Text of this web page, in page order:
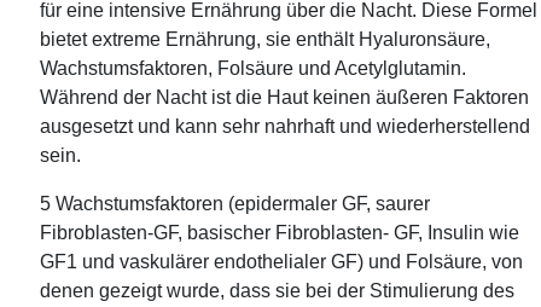
für eine intensive Ernährung über die Nacht. Diese Formel
bietet extreme Ernährung, sie enthält Hyaluronsäure,
Wachstumsfaktoren, Folsäure und Acetylglutamin.
Während der Nacht ist die Haut keinen äußeren Faktoren
ausgesetzt und kann sehr nahrhaft und wiederherstellend
sein.
5 Wachstumsfaktoren (epidermaler GF, saurer
Fibroblasten-GF, basischer Fibroblasten- GF, Insulin wie
GF1 und vaskulärer endothelialer GF) und Folsäure, von
denen gezeigt wurde, dass sie bei der Stimulierung des